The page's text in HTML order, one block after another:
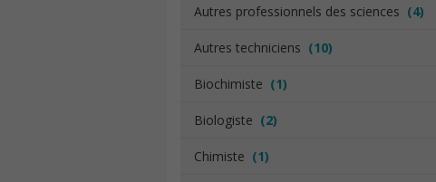
Autres professionnels des sciences (4)
Autres techniciens (10)
Biochimiste (1)
Biologiste (2)
Chimiste (1)